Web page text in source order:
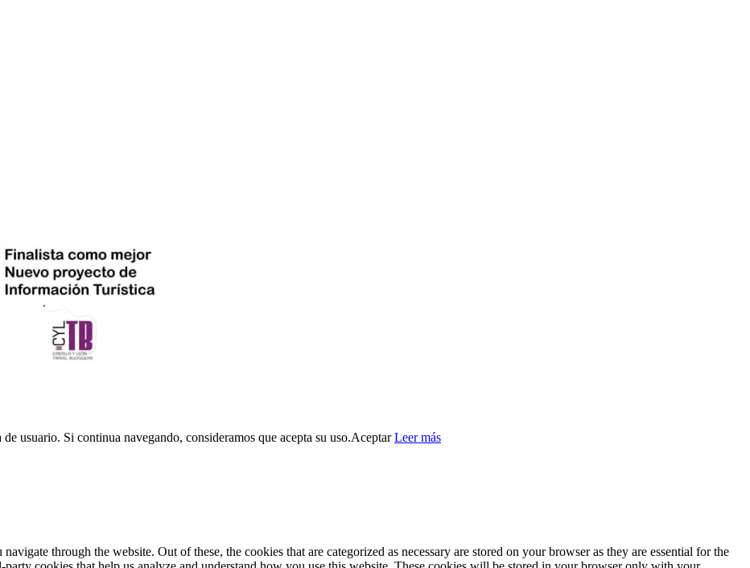
usuario. Si continua navegando, consideramos que acepta su uso.Aceptar Leer más
through the website. Out of these, the cookies that are categorized as necessary are stored on your browser as they are essential for the